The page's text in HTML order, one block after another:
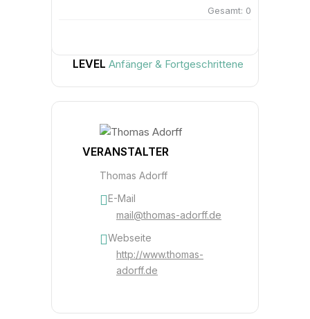
Gesamt: 0
LEVEL Anfänger & Fortgeschrittene
VERANSTALTER
Thomas Adorff
E-Mail
mail@thomas-adorff.de
Webseite
http://www.thomas-
adorff.de